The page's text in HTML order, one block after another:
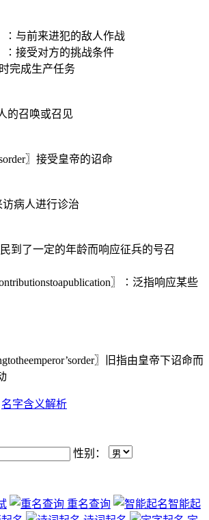
〗∶与前来进犯的敌人作战
〗∶接受对方的挑战条件
完成生产任务
的召唤或召见
〗接受皇帝的诏命
访病人进行诊治
民到了一定的年龄而响应征兵的号召
〗∶泛指响应某些
〗旧指由皇帝下诏命而
名字含义解析
性别：
重名查询
智能起